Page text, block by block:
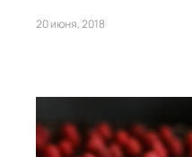
20 июня, 2018